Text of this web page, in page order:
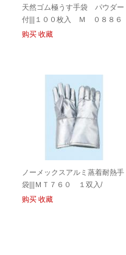
天然ゴム極うす手袋 パウダー
付|||１００枚入 Ｍ ０８８６
７/输入中号08867 100件|橡胶手
购买 收藏
ノーメックスアルミ蒸着耐熱手
袋|||ＭＴ７６０ １双入/
购买 收藏